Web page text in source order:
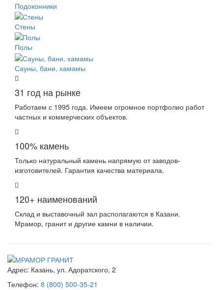
Подоконники
Стены
Полы
Сауны, бани, хамамы
31 год на рынке
Работаем с 1995 года. Имеем огромное портфолио работ
частных и коммерческих объектов.
100% камень
Только натуральный камень напрямую от заводов-
изготовителей. Гарантия качества материала.
120+ наименований
Склад и выставочный зал располагаются в Казани.
Мрамор, гранит и другие камни в наличии.
Адрес: Казань, ул. Адоратского, 2
Телефон: 8 (800) 500-35-21